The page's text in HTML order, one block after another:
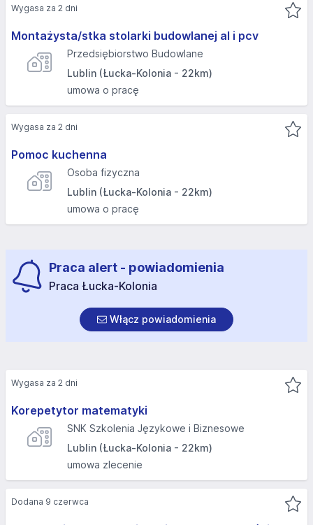
Montażysta/stka stolarki budowlanej al i pcv
Przedsiębiorstwo Budowlane
Lublin (Łucka-Kolonia - 22km)
umowa o pracę
Wygasa za 2 dni
Pomoc kuchenna
Osoba fizyczna
Lublin (Łucka-Kolonia - 22km)
umowa o pracę
Wygasa za 2 dni
Praca alert - powiadomienia
Praca Łucka-Kolonia
Włącz powiadomienia
Korepetytor matematyki
SNK Szkolenia Językowe i Biznesowe
Lublin (Łucka-Kolonia - 22km)
umowa zlecenie
Wygasa za 2 dni
Dodana 9 czerwca